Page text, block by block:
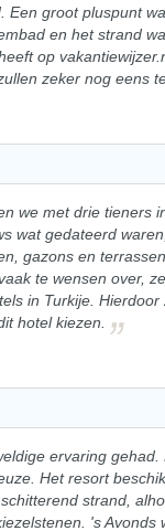
Een groot pluspunt
en het strand
op
zeker nog eens
we met drie tieners
wat gedateerd
gazons en
te wensen over,
in Turkije. Hierdoor
hotel kiezen.
ervaring
Het resort
strand,
's Avonds